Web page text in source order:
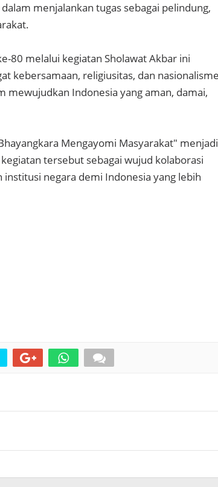
menjalankan tugas sebagai pelindung,
80 melalui kegiatan Sholawat Akbar ini
kebersamaan, religiusitas, dan
mewujudkan Indonesia yang aman, damai,
Mengayomi Masyarakat" menjadi
tersebut sebagai wujud kolaborasi
negara demi Indonesia yang lebih